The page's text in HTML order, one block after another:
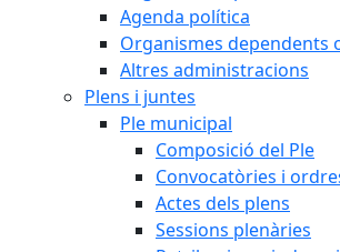
Agenda política
Organismes dependents
Altres administracions
Plens i juntes
Ple municipal
Composició del Ple
Convocatòries i
Actes dels plens
Sessions plenàries